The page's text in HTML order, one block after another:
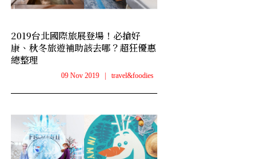
2019台北國際旅展登場！必搶好
康、秋冬旅遊補助該去哪？超狂優惠
總整理
09 Nov 2019 | travel&foodies